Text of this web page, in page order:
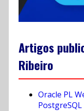
Artigos
Ribeiro
Oracle PL
PostgreSQL